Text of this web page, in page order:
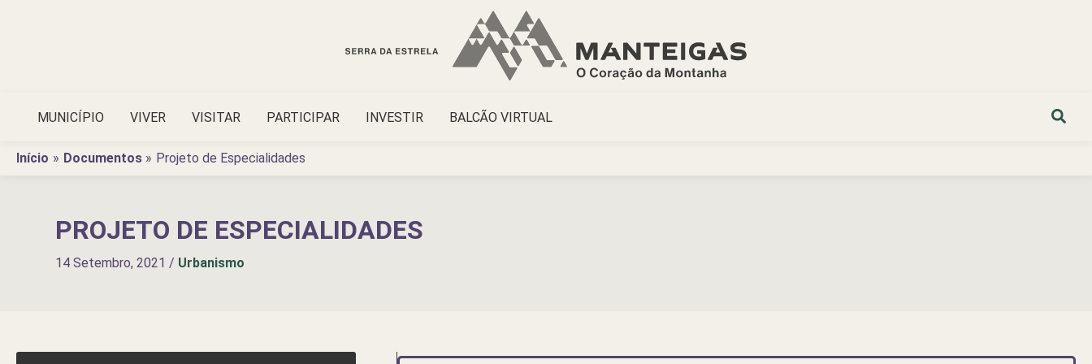
MUNICÍPIO VIVER VISITAR PARTICIPAR INVESTIR BALCÃO VIRTUAL
Início Documentos Projeto de Especialidades
PROJETO DE ESPECIALIDADES
14 Setembro, 2021 / Urbanismo